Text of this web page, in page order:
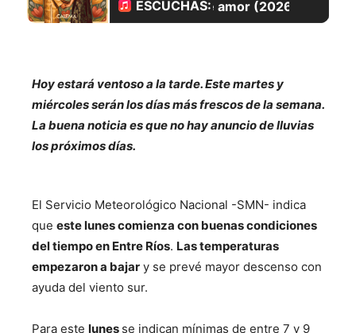
Hoy estará ventoso a la tarde. Este martes y
miércoles serán los días más frescos de la semana.
La buena noticia es que no hay anuncio de lluvias
los próximos días.
El Servicio Meteorológico Nacional -SMN- indica
que este lunes comienza con buenas condiciones
del tiempo en Entre Ríos. Las temperaturas
empezaron a bajar y se prevé mayor descenso con
ayuda del viento sur.
Para este lunes se indican mínimas de entre 7 y 9